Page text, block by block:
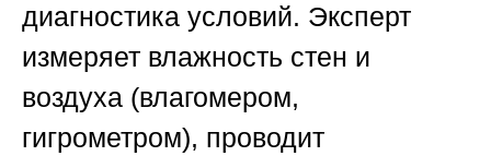
диагностика условий. Эксперт
измеряет влажность стен и
воздуха (влагомером,
гигрометром), проводит